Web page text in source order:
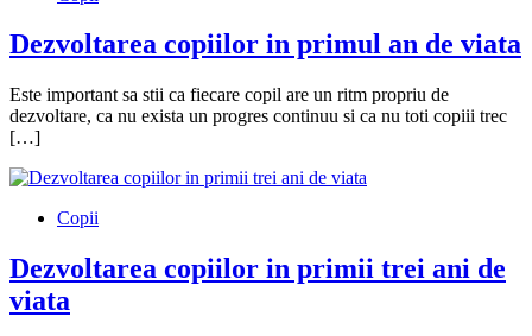
Dezvoltarea copiilor in primul an de viata
Este important sa stii ca fiecare copil are un ritm propriu de
dezvoltare, ca nu exista un progres continuu si ca nu toti copiii trec
[…]
Copii
Dezvoltarea copiilor in primii trei ani de
viata